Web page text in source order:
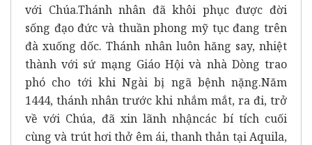
với Chúa.Thánh nhân đã khôi phục được đời
sống đạo đức và thuần phong mỹ tục đang trên
đà xuống dốc. Thánh nhân luôn hăng say, nhiệt
thành với sứ mạng Giáo Hội và nhà Dòng trao
phó cho tới khi Ngài bị ngã bệnh nặng.Năm
1444, thánh nhân trước khi nhắm mắt, ra đi, trở
về với Chúa, đã xin lãnh nhậncác bí tích cuối
cùng và trút hơi thở êm ái, thanh thản tại Aquila,